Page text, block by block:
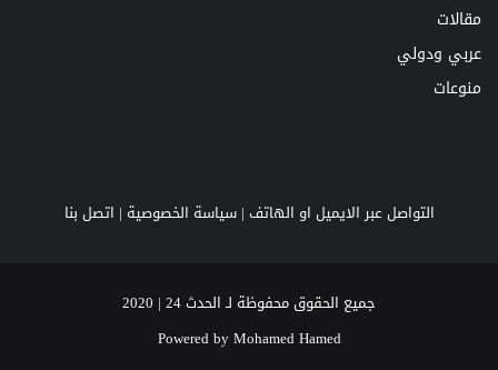
مقالات
عربي ودولي
منوعات
التواصل عبر الايميل او الهاتف |سياسة الخصوصية | اتصل بنا
جميع الحقوق محفوظة لـ الحدث 24 | 2020
Powered byMohamed Hamed